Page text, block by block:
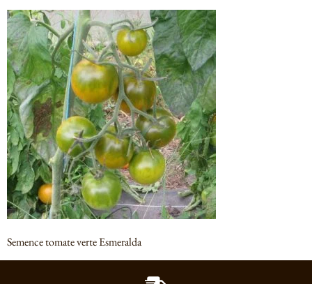
Semence tomate verte Esmeralda